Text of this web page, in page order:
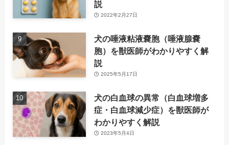
説
2022年2月27日
犬の唾液粘液嚢胞（唾液腺嚢
胞）を獣医師がわかりやすく解
説
2025年5月17日
犬の白血球の異常（白血球増多
症・白血球減少症）を獣医師が
わかりやすく解説
2023年5月4日